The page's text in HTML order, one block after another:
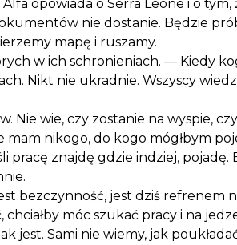
opowiada o Serra Leone i o
nie dostanie. Będzie
mapę i ruszamy.
w ich schronieniach. — Kiedy
Nikt nie ukradnie. Wszyscy
Nie wie, czy zostanie na wyspie,
mam nikogo, do kogo mógłbym
pracę znajdę gdzie indziej, pojadę.
bezczynność, jest dziś refrenem
chciałby móc szukać pracy i na
jest. Sami nie wiemy, jak